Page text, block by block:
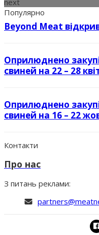
Популярно
Beyond Meat
Оприлюднено
свиней на 22 – 28
Оприлюднено
свиней на 16 – 22
Контакти
Про нас
З питань реклами: